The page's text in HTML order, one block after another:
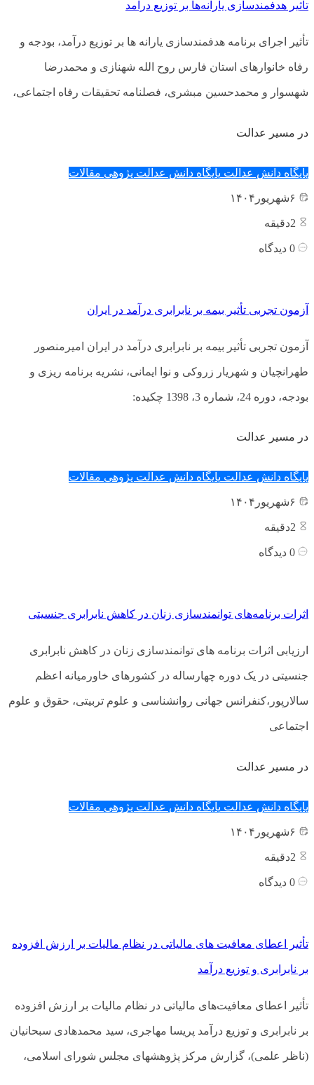
تأثیر هدفمندسازی یارانه‌ها بر توزیع درآمد
تأثیر اجرای برنامه هدفمندسازی یارانه ها بر توزیع درآمد، بودجه و
رفاه خانوارهای استان فارس روح الله شهنازی و محمدرضا
شهسوار و محمدحسین مبشری، فصلنامه تحقیقات رفاه اجتماعی،
در مسیر عدالت
پایگاه دانش عدالت پایگاه دانش عدالت پژوهی مقالات
شهریور ۱۴۰۴
دقیقه
دیدگاه
آزمون تجربی تأثیر بیمه بر نابرابری درآمد در ایران
آزمون تجربی تأثیر بیمه بر نابرابری درآمد در ایران امیرمنصور
طهرانچیان و شهریار زروکی و نوا ایمانی، نشریه برنامه ریزی و
بودجه، دوره 24، شماره 3، 1398 چکیده:
در مسیر عدالت
پایگاه دانش عدالت پایگاه دانش عدالت پژوهی مقالات
شهریور ۱۴۰۴
دقیقه
دیدگاه
اثرات برنامه‌های توانمندسازی زنان در کاهش نابرابری جنسیتی
ارزیابی اثرات برنامه های توانمندسازی زنان در کاهش نابرابری
جنسیتی در یک دوره چهارساله در کشورهای خاورمیانه اعظم
سالارپور،کنفرانس جهانی روانشناسی و علوم تربیتی، حقوق و علوم
اجتماعی
در مسیر عدالت
پایگاه دانش عدالت پایگاه دانش عدالت پژوهی مقالات
شهریور ۱۴۰۴
دقیقه
دیدگاه
تأثیر اعطای معافیت های مالیاتی در نظام مالیات بر ارزش افزوده
بر نابرابری و توزیع درآمد
تأثیر اعطای معافیت­‌های مالیاتی در نظام مالیات بر ارزش افزوده
بر نابرابری و توزیع درآمد پریسا مهاجری، سید محمدهادی سبحانیان
(ناظر علمی)، گزارش مرکز پژوهش­های مجلس شورای اسلامی،